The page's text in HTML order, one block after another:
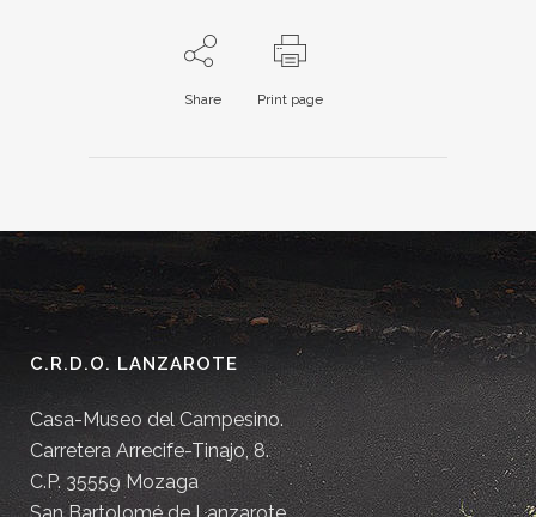
Share Print page
C.R.D.O. LANZAROTE
Casa-Museo del Campesino.
Carretera Arrecife-Tinajo, 8.
C.P. 35559 Mozaga